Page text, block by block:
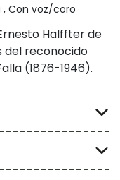
Con voz/coro
Halffter de
del reconocido
(1876-1946).